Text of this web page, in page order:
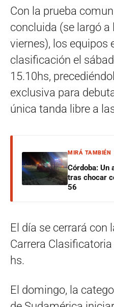
Con la prueba
concluida (se largó a
viernes), los equipos
clasificación el
15.10hs,
exclusiva para
única tanda libre a
MIRÁ TAMBIÉN
Córdoba: Un
tras chocar
56
El día se cerrará con
Carrera
hs.
El domingo, la